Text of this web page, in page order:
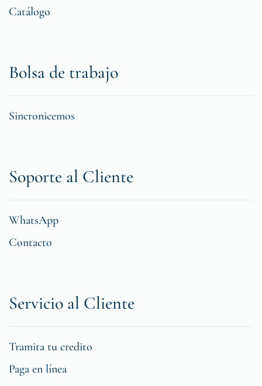
Catálogo
Bolsa de trabajo
Sincronicemos
Soporte al Cliente
WhatsApp
Contacto
Servicio al Cliente
Tramita tu credito
Paga en línea